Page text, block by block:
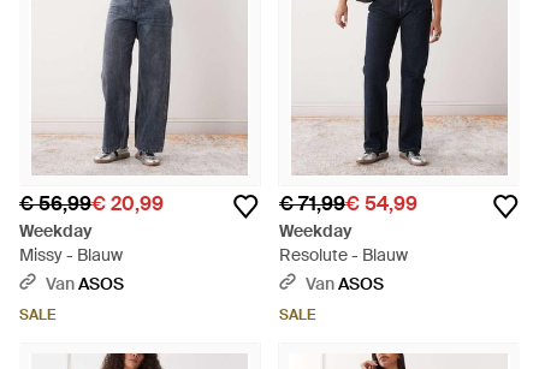
€ 56,99€ 20,99
Weekday
Missy - Blauw
VanASOS
SALE
€ 71,99€ 54,99
Weekday
Resolute - Blauw
VanASOS
SALE